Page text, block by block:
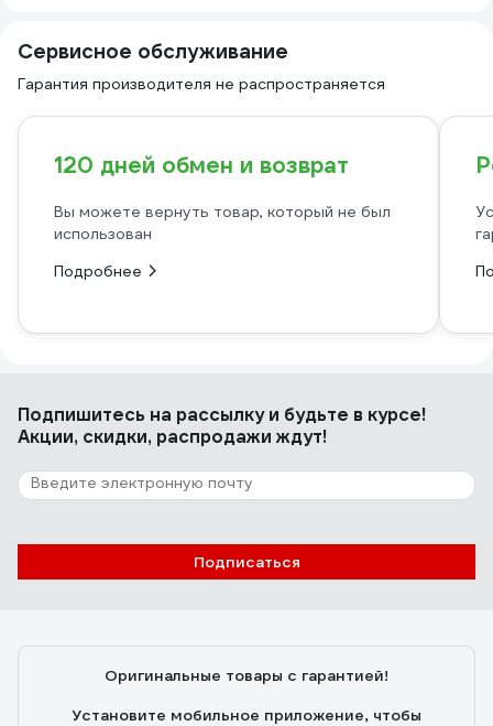
Сервисное обслуживание
Гарантия производителя не распространяется
120 дней обмен и возврат
Вы можете вернуть товар, который не был
использован
Подробнее
Подпишитесь на рассылкуи будьте в курсе!
Акции, скидки, распродажи ждут!
Подписаться
Оригинальные товары с гарантией!
Установите мобильное приложение, чтобы